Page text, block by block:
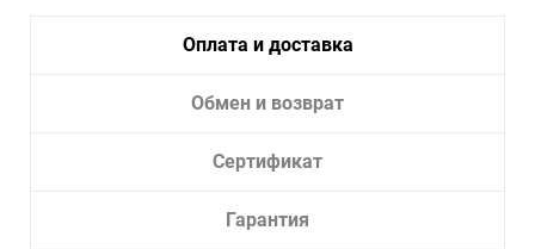
Оплата и доставка
Обмен и возврат
Сертификат
Гарантия